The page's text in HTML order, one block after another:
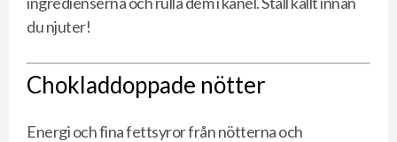
du njuter!
Chokladdoppade nötter
Energi och fina fettsyror från nötterna och